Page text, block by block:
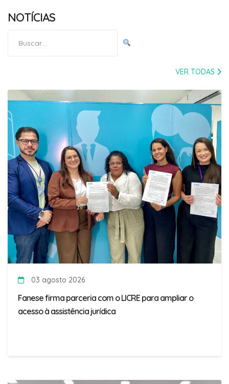
NOTÍCIAS
por:
VER TODAS
03 agosto 2026
Fanese firma parceria com o LICRE para ampliar o
acesso à assistência jurídica